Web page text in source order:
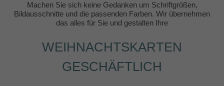
Machen Sie sich keine Gedanken um Schriftgrößen,
Bildausschnitte und die passenden Farben. Wir übernehmen
das alles für Sie und gestalten Ihre
WEIHNACHTSKARTEN
GESCHÄFTLICH